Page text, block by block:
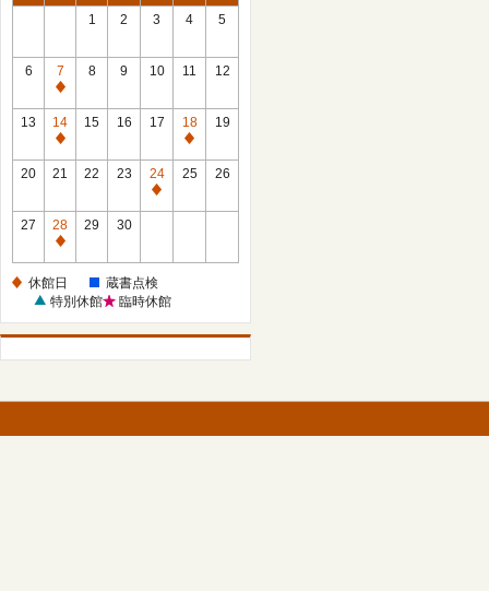
1 2 3 4 5
6
7
休
館
日
8 9 10 11 12
13
14
休
館
15 16 17
18
休
館
19
20 21 22 23
24
休
25 26
27
28
休
日
29 30
休館日
蔵書点検
特別休館
臨時休館